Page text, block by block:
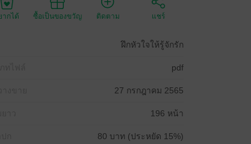
ากได้ ซื้อเป็นของขวัญ ติดตาม แชร์
ฝึกหัวใจให้รู้จักรัก
pdf
27 กรกฎาคม 2565
196 หน้า
80 บาท (ประหยัด 15%)